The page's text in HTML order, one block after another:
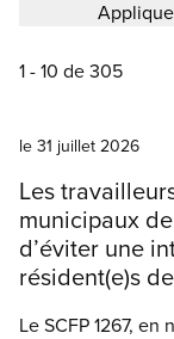
1 - 10 de 305
Résultats
de
votre
le 31 juillet 2026
Les
municipaux
d’éviter une
résident(e)s
Le SCFP 1267,